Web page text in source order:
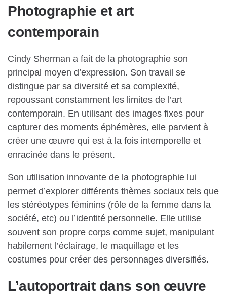
Photographie et art
contemporain
Cindy Sherman a fait de la photographie son
principal moyen d’expression. Son travail se
distingue par sa diversité et sa complexité,
repoussant constamment les limites de l’art
contemporain. En utilisant des images fixes pour
capturer des moments éphémères, elle parvient à
créer une œuvre qui est à la fois intemporelle et
enracinée dans le présent.
Son utilisation innovante de la photographie lui
permet d’explorer différents thèmes sociaux tels que
les stéréotypes féminins (rôle de la femme dans la
société, etc) ou l’identité personnelle. Elle utilise
souvent son propre corps comme sujet, manipulant
habilement l’éclairage, le maquillage et les
costumes pour créer des personnages diversifiés.
L’autoportrait dans son œuvre